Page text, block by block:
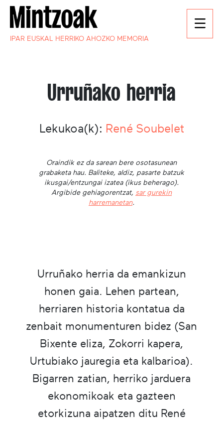
IPAR EUSKAL HERRIKO AHOZKO MEMORIA
Urruñako herria
Lekukoa(k): René Soubelet
Oraindik ez da sarean bere osotasunean
grabaketa hau. Baliteke, aldiz, pasarte batzuk
ikusgai/entzungai izatea (ikus beherago).
Argibide gehiagorentzat, sar gurekin
harremanetan.
Urruñako herria da emankizun
honen gaia. Lehen partean,
herriaren historia kontatua da
zenbait monumenturen bidez (San
Bixente eliza, Zokorri kapera,
Urtubiako jauregia eta kalbarioa).
Bigarren zatian, herriko jarduera
ekonomikoak eta gazteen
etorkizuna aipatzen ditu René